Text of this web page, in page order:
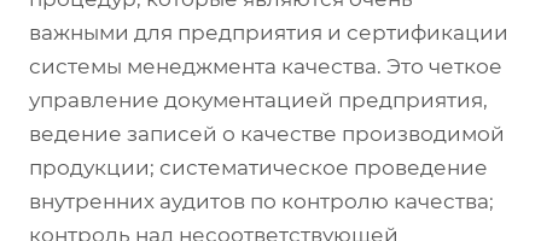
важными для предприятия и сертификации
системы менеджмента качества. Это четкое
управление документацией предприятия,
ведение записей о качестве производимой
продукции; систематическое проведение
внутренних аудитов по контролю качества;
контроль над несоответствующей